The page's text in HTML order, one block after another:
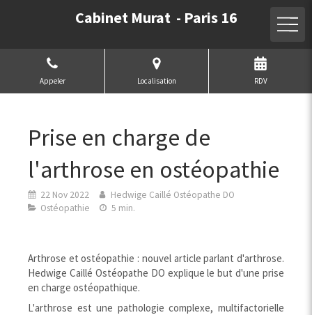
Cabinet Murat - Paris 16
Appeler Localisation RDV
Prise en charge de
l'arthrose en ostéopathie
22 Nov 2022
Hedwige Caillé Ostéopathe DO
Ostéopathie
5 min.
Arthrose et ostéopathie : nouvel article parlant d'arthrose.
Hedwige Caillé Ostéopathe DO explique le but d'une prise
en charge ostéopathique.
L'arthrose est une pathologie complexe, multifactorielle